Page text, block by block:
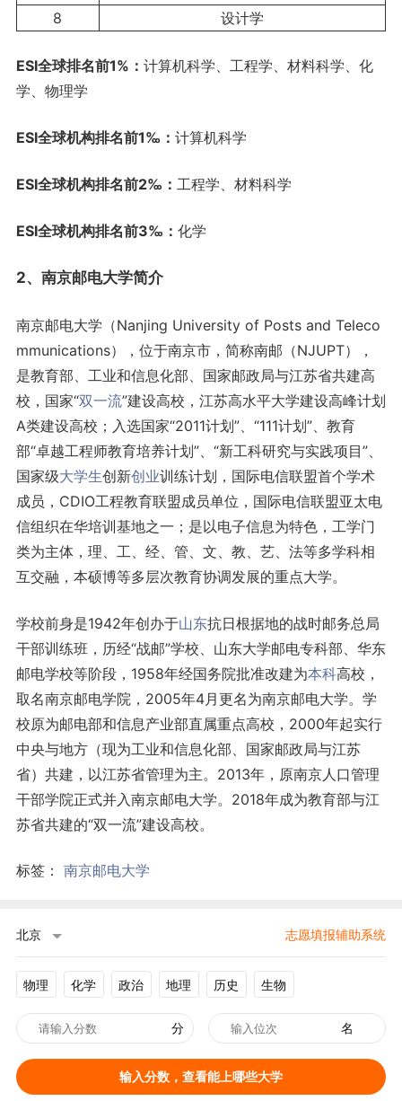
8
设计学
ESI全球排名前1%： 计算机科学、工程学、材料科学、化
学、物理学
ESI全球机构排名前1‰： 计算机科学
ESI全球机构排名前2‰： 工程学、材料科学
ESI全球机构排名前3‰： 化学
2、南京邮电大学简介
南京邮电大学（Nanjing University of Posts and Teleco
mmunications），位于南京市，简称南邮（NJUPT），
是教育部、工业和信息化部、国家邮政局与江苏省共建高
校，国家“双一流”建设高校，江苏高水平大学建设高峰计划
A类建设高校；入选国家“2011计划”、“111计划”、教育
部“卓越工程师教育培养计划”、“新工科研究与实践项目”、
国家级大学生创新创业训练计划，国际电信联盟首个学术
成员，CDIO工程教育联盟成员单位，国际电信联盟亚太电
信组织在华培训基地之一；是以电子信息为特色，工学门
类为主体，理、工、经、管、文、教、艺、法等多学科相
互交融，本硕博等多层次教育协调发展的重点大学。
学校前身是1942年创办于山东抗日根据地的战时邮务总局
干部训练班，历经“战邮”学校、山东大学邮电专科部、华东
邮电学校等阶段，1958年经国务院批准改建为本科高校，
取名南京邮电学院，2005年4月更名为南京邮电大学。学
校原为邮电部和信息产业部直属重点高校，2000年起实行
中央与地方（现为工业和信息化部、国家邮政局与江苏
省）共建，以江苏省管理为主。2013年，原南京人口管理
干部学院正式并入南京邮电大学。2018年成为教育部与江
苏省共建的“双一流”建设高校。
标签： 南京邮电大学
北京 志愿填报辅助系统
物理 化学 政治 地理 历史 生物
分 名
输入分数，查看能上哪些大学